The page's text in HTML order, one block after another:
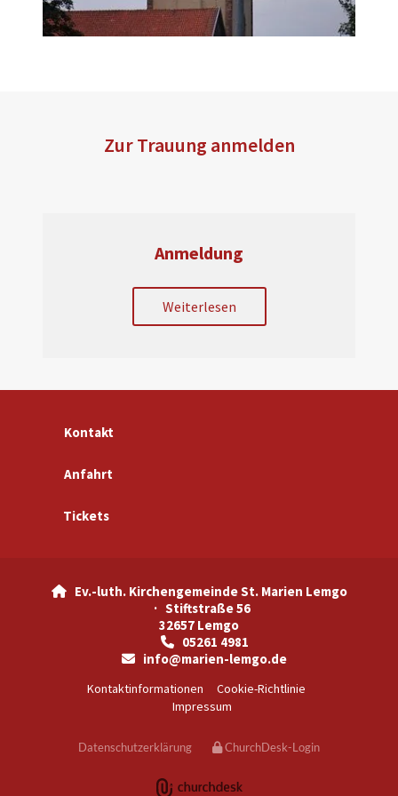
Zur Trauung anmelden
Anmeldung
Weiterlesen
Kontakt
Anfahrt
Tickets
Ev.-luth. Kirchengemeinde St. Marien Lemgo
· Stiftstraße 56
32657 Lemgo
05261 4981
 info@marien-lemgo.de
Kontaktinformationen
Cookie-Richtlinie
Impressum
Datenschutzerklärung ChurchDesk-Login